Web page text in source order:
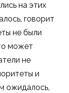
на этих
говорит
не были
может
не
и
ожидалось,